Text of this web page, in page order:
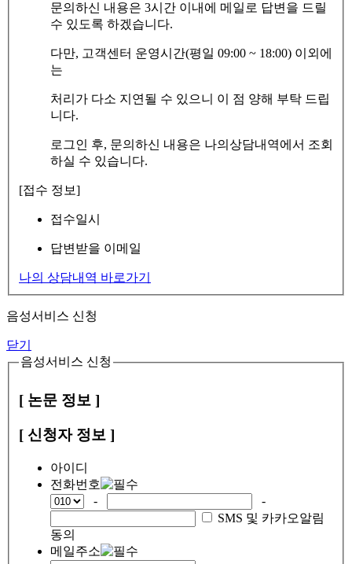
문의하신 내용은 3시간 이내에 메일로 답변을 드릴
수 있도록 하겠습니다.
다만, 고객센터 운영시간(평일 09:00 ~ 18:00) 이외에
는
처리가 다소 지연될 수 있으니 이 점 양해 부탁 드립
니다.
로그인 후, 문의하신 내용은 나의상담내역에서 조회
하실 수 있습니다.
[접수 정보]
접수일시
답변받을 이메일
나의 상담내역 바로가기
음성서비스 신청
닫기
음성서비스 신청
[ 논문 정보 ]
[ 신청자 정보 ]
아이디
전화번호
-
-
SMS 및 카카오알림
동의
메일주소